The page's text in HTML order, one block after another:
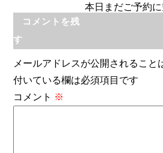
本日まだご予約
コメントを残
す
メールアドレスが公開されること
付いている欄は必須項目です
コメント ※